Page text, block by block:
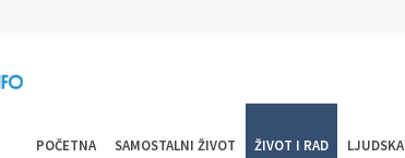
POČETNA SAMOSTALNI ŽIVOT ŽIVOT I RAD